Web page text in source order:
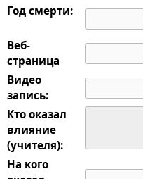
Год смерти:
Веб-
страница
Видео
запись:
Кто оказал
влияние
(учителя):
На кого